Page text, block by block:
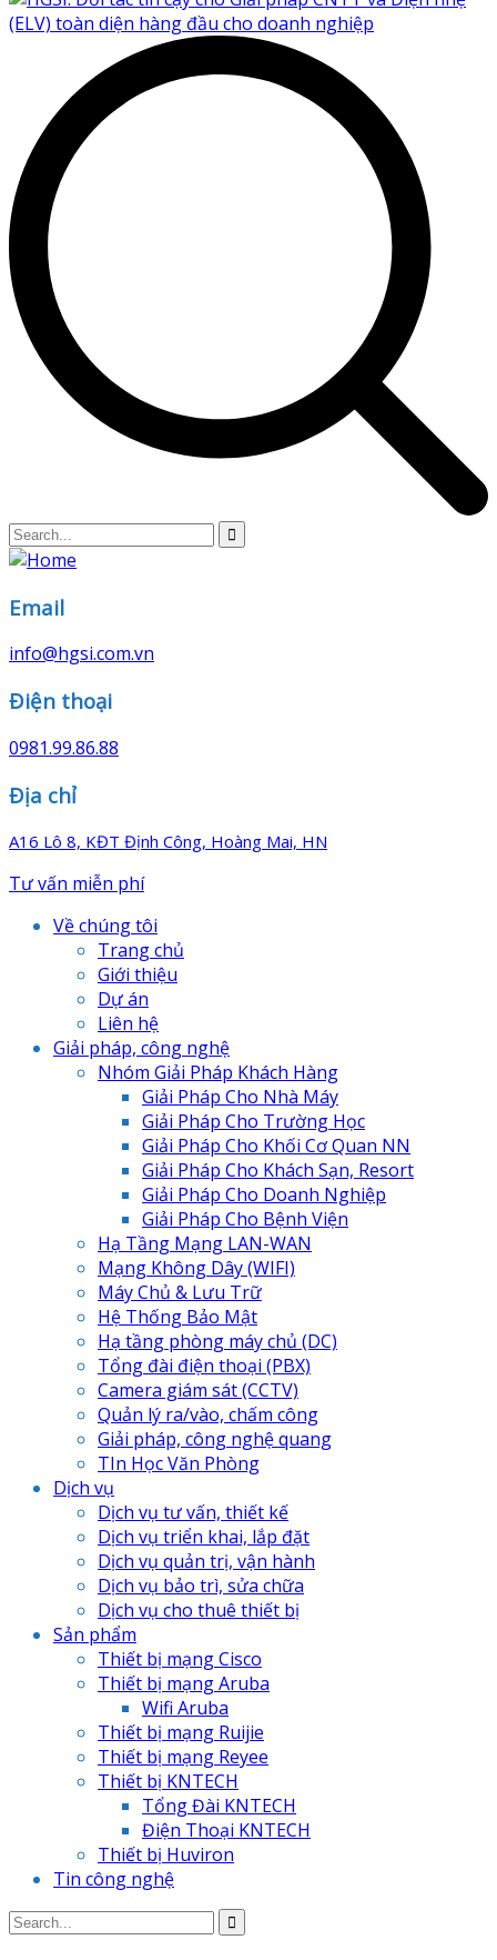
Email
info@hgsi.com.vn
Điện thoại
0981.99.86.88
Địa chỉ
A16 Lô 8, KĐT Định Công, Hoàng Mai, HN
Tư vấn miễn phí
Về chúng tôi
Trang chủ
Giới thiệu
Dự án
Liên hệ
Giải pháp, công nghệ
Nhóm Giải Pháp Khách Hàng
Giải Pháp Cho Nhà Máy
Giải Pháp Cho Trường Học
Giải Pháp Cho Khối Cơ Quan NN
Giải Pháp Cho Khách Sạn, Resort
Giải Pháp Cho Doanh Nghiệp
Giải Pháp Cho Bệnh Viện
Hạ Tầng Mạng LAN-WAN
Mạng Không Dây (WIFI)
Máy Chủ & Lưu Trữ
Hệ Thống Bảo Mật
Hạ tầng phòng máy chủ (DC)
Tổng đài điện thoại (PBX)
Camera giám sát (CCTV)
Quản lý ra/vào, chấm công
Giải pháp, công nghệ quang
TIn Học Văn Phòng
Dịch vụ
Dịch vụ tư vấn, thiết kế
Dịch vụ triển khai, lắp đặt
Dịch vụ quản trị, vận hành
Dịch vụ bảo trì, sửa chữa
Dịch vụ cho thuê thiết bị
Sản phẩm
Thiết bị mạng Cisco
Thiết bị mạng Aruba
Wifi Aruba
Thiết bị mạng Ruijie
Thiết bị mạng Reyee
Thiết bị KNTECH
Tổng Đài KNTECH
Điện Thoại KNTECH
Thiết bị Huviron
Tin công nghệ